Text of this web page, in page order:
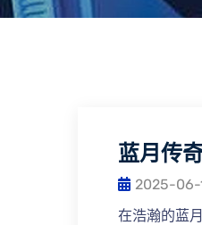
蓝月传
2025-06-
在浩瀚的蓝